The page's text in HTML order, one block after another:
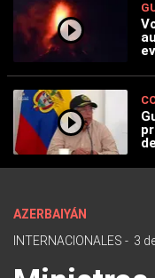
AZERBAIYÁN
INTERNACIONALES - 3